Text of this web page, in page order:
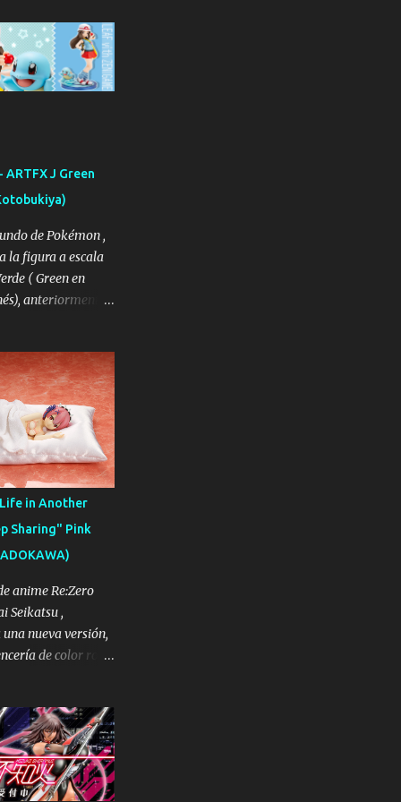
J Green
de Pokémon ,
la figura a escala
( Green en
anteriormente
de los juegos
y Pokémon Verde
en
la compañía nos
ARTFX J. 『ポ
リーズ ARTFX J
1/8 [コトブキヤ]
/ ABS Salida a
2019 Precio:
ver todas
nos ha
J a escala 1/8 de
in Another
Sharing" Pink
anime Re:Zero
Seikatsu ,
nueva versión,
de color rosa,
ランジェリーVer.
figura: 23
cm Material:
(cama) /